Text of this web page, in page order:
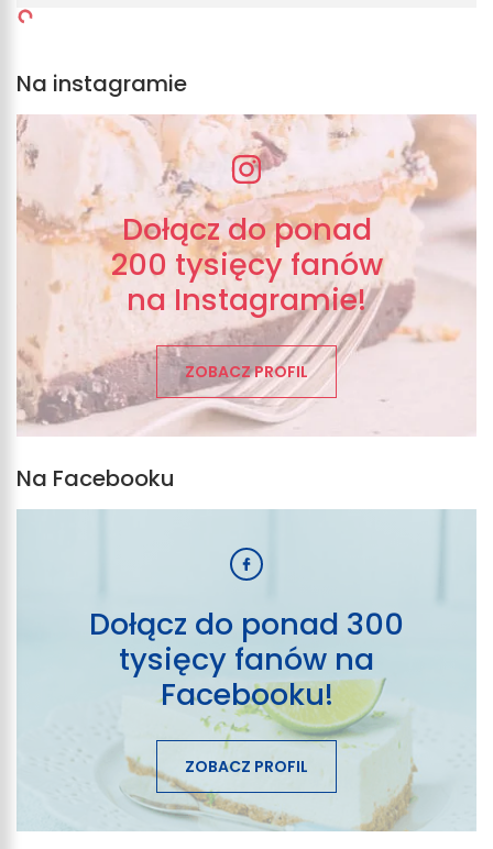
Na instagramie
Dołącz do ponad
200 tysięcy fanów
na Instagramie!
ZOBACZ PROFIL
Na Facebooku
Dołącz do ponad 300
tysięcy fanów na
Facebooku!
ZOBACZ PROFIL